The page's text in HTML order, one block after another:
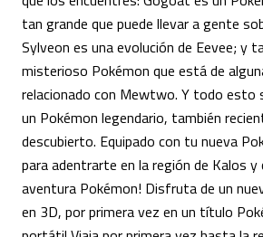
tan grande que puede llevar a gente
Sylveon es una evolución de Eevee; y
misterioso Pokémon que está de
relacionado con Mewtwo. Y todo esto
un Pokémon legendario, también
descubierto. Equipado con tu nueva
para adentrarte en la región de Kalos
aventura Pokémon! Disfruta de un
en 3D, por primera vez en un título